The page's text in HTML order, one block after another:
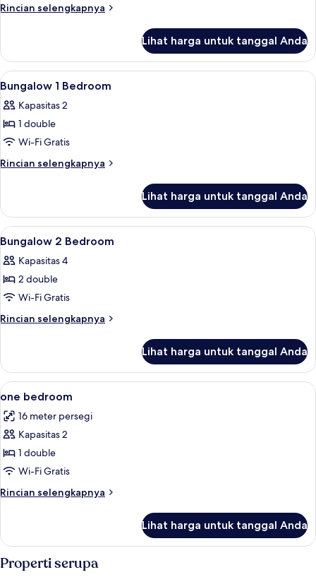
Rincian selengkapnya
Rincian
Bungalow,
kamar
tidur
Lihat harga untuk tanggal Anda
Lihat
semua
foto
untuk
Bungalow
1
Meja kerja, Wi-Fi gratis, dan seprai
5
Bungalow 1 Bedroom
Kapasitas 2
1 double
Wi-Fi Gratis
Rincian selengkapnya
Rincian
Bungalow
Bedroom
Lihat harga untuk tanggal Anda
Lihat
semua
foto
untuk
Bungalow
2
Meja kerja, Wi-Fi gratis, dan seprai
7
Bungalow 2 Bedroom
Kapasitas 4
2 double
Wi-Fi Gratis
Rincian selengkapnya
Rincian
Bungalow
Bedroom
Lihat harga untuk tanggal Anda
Lihat
semua
foto
untuk
one
bedroom
Meja kerja, Wi-Fi gratis, dan seprai
1
one bedroom
16 meter persegi
Kapasitas 2
1 double
Wi-Fi Gratis
Rincian selengkapnya
Rincian
one
bedroom
Lihat harga untuk tanggal Anda
Properti serupa